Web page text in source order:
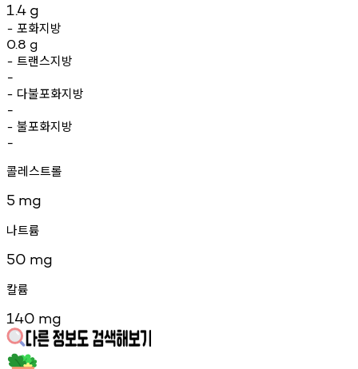
1.4 g
- 포화지방
0.8 g
- 트랜스지방
-
- 다불포화지방
-
- 불포화지방
-
콜레스트롤
5 mg
나트륨
50 mg
칼륨
140 mg